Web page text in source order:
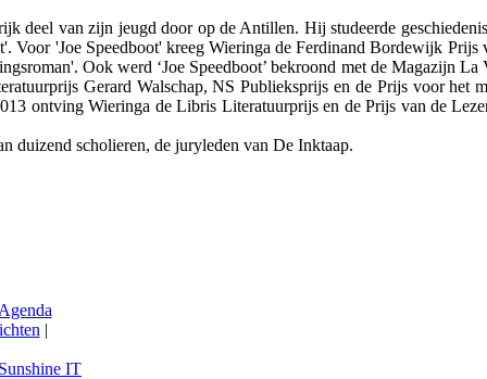
deel van zijn jeugd door op de Antillen. Hij studeerde
Voor 'Joe Speedboot' kreeg Wieringa de Ferdinand Bordewijk
Ook werd ‘Joe Speedboot’ bekroond met de Magazijn
Gerard Walschap, NS Publieksprijs en de Prijs voor het
ontving Wieringa de Libris Literatuurprijs en de Prijs van de
duizend scholieren, de juryleden van De Inktaap.
|
Sunshine IT